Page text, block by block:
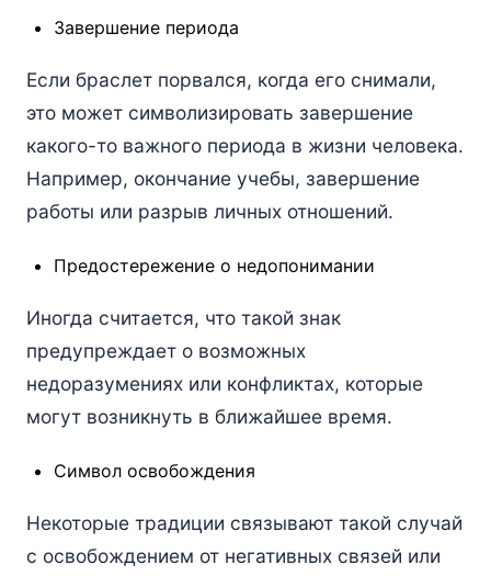
Завершение периода
Если браслет порвался, когда его снимали,
это может символизировать завершение
какого-то важного периода в жизни человека.
Например, окончание учебы, завершение
работы или разрыв личных отношений.
Предостережение о недопонимании
Иногда считается, что такой знак
предупреждает о возможных
недоразумениях или конфликтах, которые
могут возникнуть в ближайшее время.
Символ освобождения
Некоторые традиции связывают такой случай
с освобождением от негативных связей или